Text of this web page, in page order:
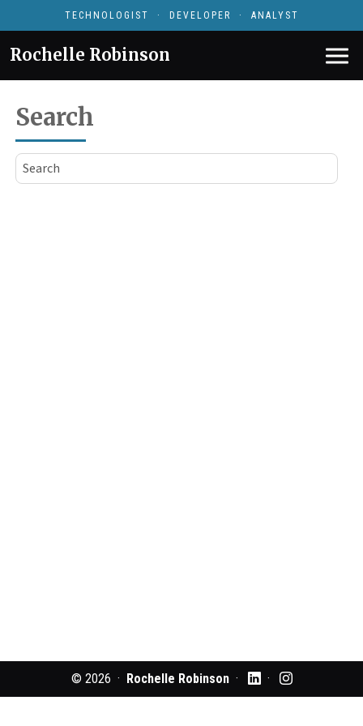
TECHNOLOGIST · DEVELOPER · ANALYST
Rochelle Robinson
Search
© 2026 · Rochelle Robinson· ·